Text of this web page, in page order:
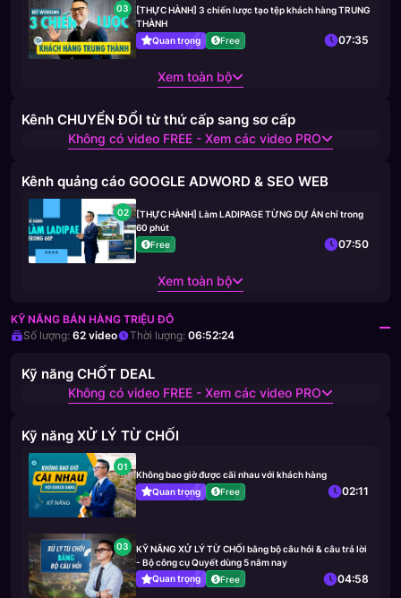
03
[THỰC HÀNH] 3 chiến lược tạo tệp khách hàng TRUNG
THÀNH
Quan trọng
Free 07:35
Xem toàn bộ
Kênh CHUYỂN ĐỔI từ thứ cấp sang sơ cấp
Không có video FREE - Xem các video PRO
Kênh quảng cáo GOOGLE ADWORD & SEO WEB
02
[THỰC HÀNH] Làm LADIPAGE TỪNG DỰ ÁN chỉ trong
60 phút
Free
07:50
Xem toàn bộ
KỸ NĂNG BÁN HÀNG TRIỆU ĐÔ
Số lượng: 62 video Thời lượng: 06:52:24
Kỹ năng CHỐT DEAL
Không có video FREE - Xem các video PRO
Kỹ năng XỬ LÝ TỪ CHỐI
01
Không bao giờ được cãi nhau với khách hàng
Quan trọng
Free 02:11
03
KỸ NĂNG XỬ LÝ TỪ CHỐI bằng bộ câu hỏi & câu trả lời
- Bộ công cụ Quyết dùng 5 năm nay
Quan trọng
Free 04:58